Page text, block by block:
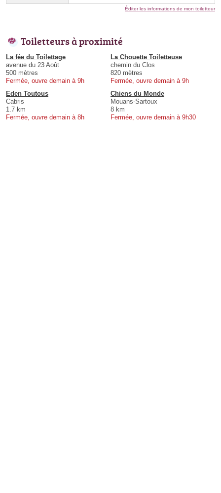
Éditer les informations de mon toiletteur
Toiletteurs à proximité
La fée du Toilettage
avenue du 23 Août
500 mètres
Fermée, ouvre demain à 9h
La Chouette Toiletteuse
chemin du Clos
820 mètres
Fermée, ouvre demain à 9h
Eden Toutous
Cabris
1.7 km
Fermée, ouvre demain à 8h
Chiens du Monde
Mouans-Sartoux
8 km
Fermée, ouvre demain à 9h30